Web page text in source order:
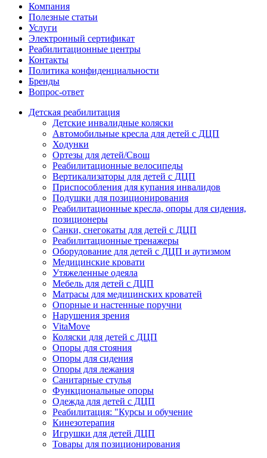
Компания
Полезные статьи
Услуги
Электронный сертификат
Реабилитационные центры
Контакты
Политика конфиденциальности
Бренды
Вопрос-ответ
Детская реабилитация
Детские инвалидные коляски
Автомобильные кресла для детей с ДЦП
Ходунки
Ортезы для детей/Свош
Реабилитационные велосипеды
Вертикализаторы для детей с ДЦП
Приспособления для купания инвалидов
Подушки для позиционирования
Реабилитационные кресла, опоры для сидения,
позиционеры
Санки, снегокаты для детей с ДЦП
Реабилитационные тренажеры
Оборудование для детей с ДЦП и аутизмом
Медицинские кровати
Утяжеленные одеяла
Мебель для детей с ДЦП
Матрасы для медицинских кроватей
Опорные и настенные поручни
Нарушения зрения
VitaMove
Коляски для детей с ДЦП
Опоры для стояния
Опоры для сидения
Опоры для лежания
Санитарные стулья
Функциональные опоры
Одежда для детей с ДЦП
Реабилитация: "Курсы и обучение
Кинезотерапия
Игрушки для детей ДЦП
Товары для позиционирования